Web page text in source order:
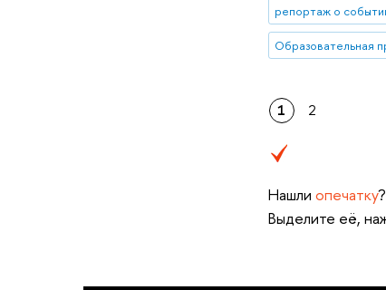
репортаж о
1 2
Нашли опечатку?
Выделите её,